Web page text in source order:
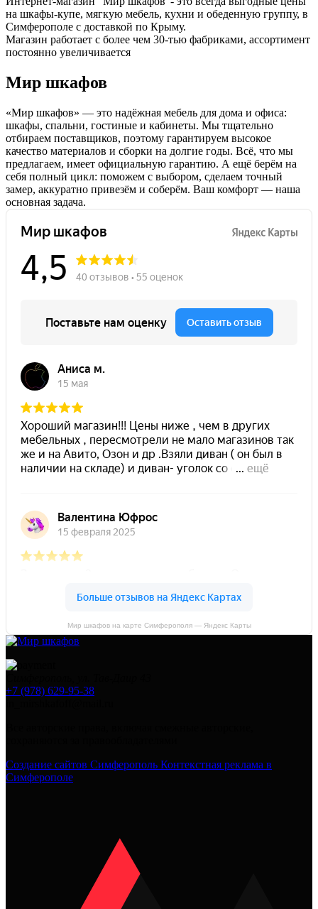
на шкафы-купе, мягкую мебель, кухни и обеденную группу, в
Симферополе с доставкой по Крыму.
Магазин работает с более чем 30-тью фабриками, ассортимент
постоянно увеличивается
Мир шкафов
«Мир шкафов» — это надёжная мебель для дома и офиса:
шкафы, спальни, гостиные и кабинеты. Мы тщательно
отбираем поставщиков, поэтому гарантируем высокое
качество материалов и сборки на долгие годы. Всё, что мы
предлагаем, имеет официальную гарантию. А ещё берём на
себя полный цикл: поможем с выбором, сделаем точный
замер, аккуратно привезём и соберём. Ваш комфорт — наша
основная задача.
Мир шкафов на карте Симферополя — Яндекс Карты
+7 (978) 629-95-38
Создание сайтов Симферополь Контекстная реклама в
Симферополе